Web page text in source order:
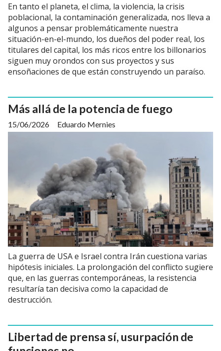
En tanto el planeta, el clima, la violencia, la crisis
poblacional, la contaminación generalizada, nos lleva a
algunos a pensar problemáticamente nuestra
situación-en-el-mundo, los dueños del poder real, los
titulares del capital, los más ricos entre los billonarios
siguen muy orondos con sus proyectos y sus
ensoñaciones de que están construyendo un paraíso.
Más allá de la potencia de fuego
Eduardo Mernies
15/06/2026
La guerra de USA e Israel contra Irán cuestiona varias
hipótesis iniciales. La prolongación del conflicto sugiere
que, en las guerras contemporáneas, la resistencia
resultaría tan decisiva como la capacidad de
destrucción.
Libertad de prensa sí, usurpación de